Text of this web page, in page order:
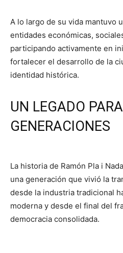
A lo largo de su vida mantuvo
entidades económicas,
participando activamente en
fortalecer el desarrollo de la
identidad histórica.
UN LEGADO
GENERACIONES
La historia de Ramón Pla i
una generación que vivió la
desde la industria tradicional
moderna y desde el final del
democracia consolidada.